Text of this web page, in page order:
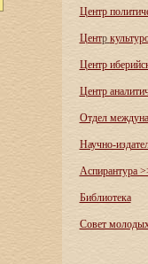
Центр
Центр
Центр
Центр
Отдел
Научно-
Аспирантура
Библиотека
Совет